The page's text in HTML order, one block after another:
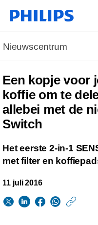
Nieuwscentrum
Een kopje voor
koffie om te
allebei met de
Switch
Het eerste 2-in-1
met filter en
11 juli 2016